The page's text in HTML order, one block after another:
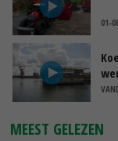
01-
MEEST GELEZEN